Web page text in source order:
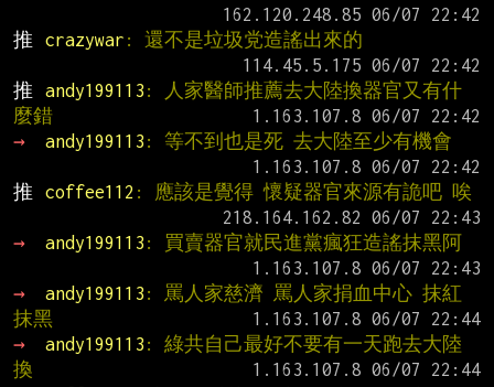
推
crazywar : 還不是垃圾党造謠出來的
推
andy199113 : 人家醫師推薦去大陸換器官又有什
麼錯
→
andy199113 : 等不到也是死 去大陸至少有機會
推
coffee112 : 應該是覺得 懷疑器官來源有詭吧 唉
→
andy199113 : 買賣器官就民進黨瘋狂造謠抹黑阿
→
andy199113 : 罵人家慈濟 罵人家捐血中心 抹紅
抹黑
→
andy199113 : 綠共自己最好不要有一天跑去大陸
換